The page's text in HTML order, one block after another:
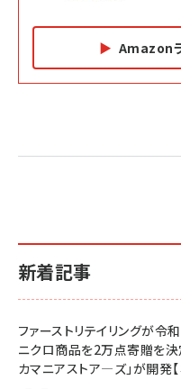
Amazon
2億円を売
小さな会
￥1,815
anan(アン
anan(ア
anan(ア
年後半、あ
￥880
ベインキ
ルな本質」
￥2,750
新着記事
ファーストリテイリングが
ニクロ商品を2万点寄贈を決
カマニアストア―ズ」が開発